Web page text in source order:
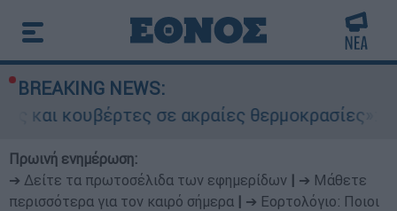
BREAKING NEWS:
σε ακραίες θερμοκρασίες»: Σε
Πρωινή ενημέρωση:
➔ Δείτε τα πρωτοσέλιδα των εφημερίδων
➔ Μάθετε
περισσότερα για τον καιρό σήμερα
➔ Εορτολόγιο: Ποιοι